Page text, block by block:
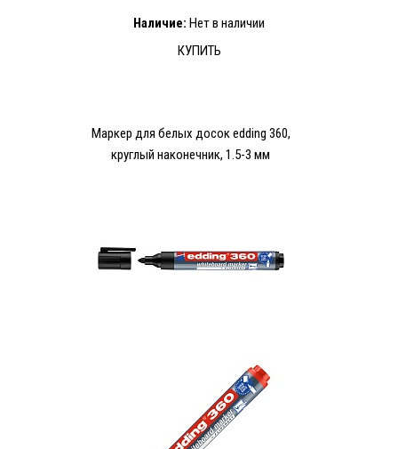
Наличие: Нет в наличии
КУПИТЬ
Маркер для белых досок edding 360,
круглый наконечник, 1.5-3 мм